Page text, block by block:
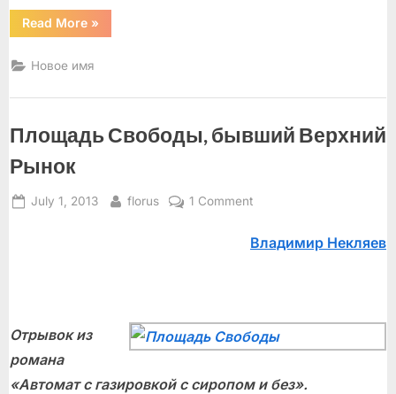
Read More“Два
рассказа”
»
Новое имя
Площадь Свободы, бывший Верхний
Рынок
Posted
July 1, 2013 By
florus 1 Commenton
Свободы,
Владимир Некляев
Отрывок из
романа
«Автомат с газировкой с сиропом и без».